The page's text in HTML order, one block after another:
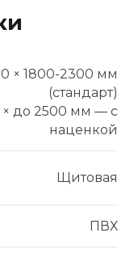
× 1800-2300 мм
(стандарт)
× до 2500 мм — с
наценкой
Щитовая
ПВХ